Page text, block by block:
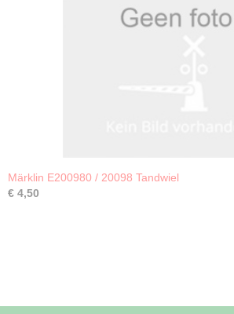
Märklin E200980 / 20098 Tandwiel
€ 4,50